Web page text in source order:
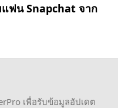
ฟน Snapchat จาก
เพื่อรับข้อมูลอัปเดต